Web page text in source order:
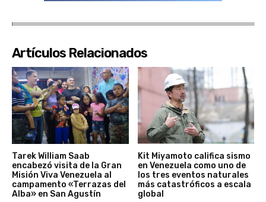
Artículos Relacionados
Tarek William Saab
encabezó visita de la Gran
Misión Viva Venezuela al
campamento «Terrazas del
Alba» en San Agustín
Kit Miyamoto califica sismo
en Venezuela como uno de
los tres eventos naturales
más catastróficos a escala
global